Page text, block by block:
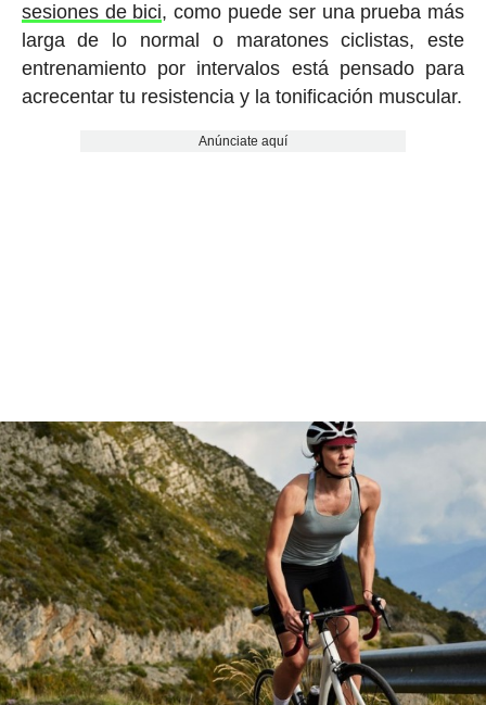
sesiones de bici, como puede ser una prueba más
larga de lo normal o maratones ciclistas, este
entrenamiento por intervalos está pensado para
acrecentar tu resistencia y la tonificación muscular.
Anúnciate aquí